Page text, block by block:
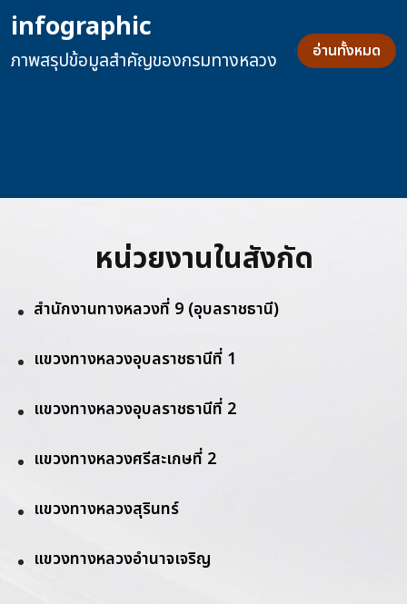
infographic
ภาพสรุปข้อมูลสำคัญของกรมทางหลวง อ่านทั้งหมด
หน่วยงานในสังกัด
สำนักงานทางหลวงที่ 9 (อุบลราชธานี)
แขวงทางหลวงอุบลราชธานีที่ 1
แขวงทางหลวงอุบลราชธานีที่ 2
แขวงทางหลวงศรีสะเกษที่ 2
แขวงทางหลวงสุรินทร์
แขวงทางหลวงอำนาจเจริญ